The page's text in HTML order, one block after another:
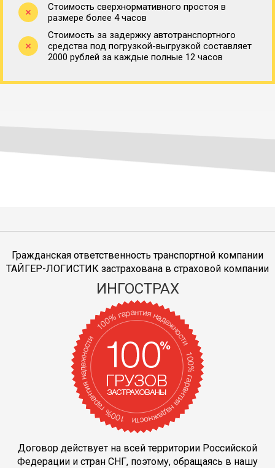
Стоимость сверхнормативного простоя в
размере более 4 часов
Стоимость за задержку автотранспортного
средства под погрузкой-выгрузкой составляет
2000 рублей за каждые полные 12 часов
Гражданская ответственность транспортной компании
ТАЙГЕР-ЛОГИСТИК застрахована в страховой компании
ИНГОСТРАХ
Договор действует на всей территории Российской
Федерации и стран СНГ, поэтому, обращаясь в нашу